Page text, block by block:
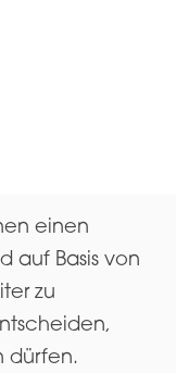
einen
auf Basis von
zu
dürfen.